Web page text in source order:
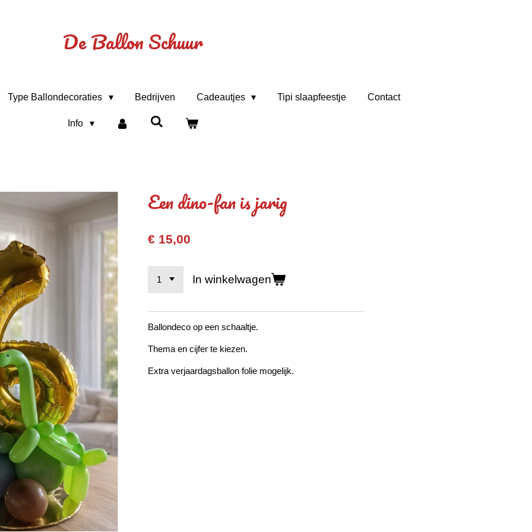
De Ballon Schuur
Type Ballondecoraties Bedrijven Cadeautjes Tipi slaapfeestje Contact
Info
Een dino-fan is jarig
€ 15,00
In winkelwagen
Ballondeco op een schaaltje.
Thema en cijfer te kiezen.
Extra verjaardagsballon folie mogelijk.